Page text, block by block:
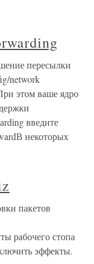
пересылки
network
этом ваше ядро
введите
некоторых
пакетов
рабочего стопа
эффекты.